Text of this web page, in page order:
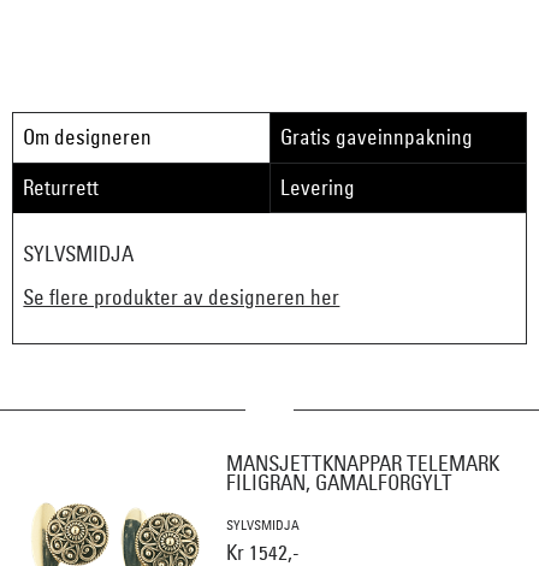
Om designeren
Gratis gaveinnpakning
Returrett
Levering
SYLVSMIDJA
Se flere produkter av designeren her
MANSJETTKNAPPAR TELEMARK
FILIGRAN, GAMALFORGYLT
SYLVSMIDJA
Kr 1542,-